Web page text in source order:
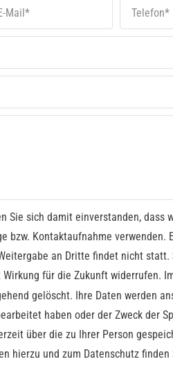
Sie sich damit einverstanden, dass
bzw. Kontaktaufnahme verwenden.
an Dritte findet nicht statt.
für die Zukunft widerrufen.
gelöscht. Ihre Daten werden
haben oder der Zweck der
über die zu Ihrer Person
hierzu und zum Datenschutz finden